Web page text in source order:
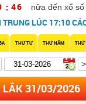
: 45 nữa đến xổ
LÚC 17:10
THỨ TƯ THỨ NĂM THỨ
>
LẮK 31/03/2026